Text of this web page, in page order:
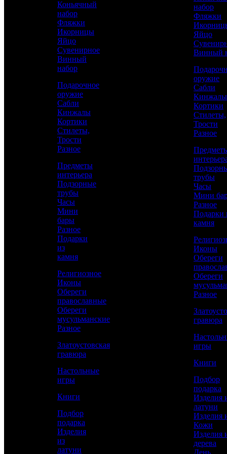
золотом
Аристократ
Женщинам
6 500 р.
Сравнить товар
Рассчитать доставку СДЭК
РАССЧИТАТЬ
Токарные, Слесарные, Полировка, Рисовка
кистью, Гравирование по лаку, Травление,
Никелирование, Золочение
Коньячный
набор
Фляжки
Икорницы
Яйцо
Сувенирное
Винный
набор
Подарочное
оружие
Сабли
Кинжалы
Кортики
Стилеты,
Трости
Разное
Предметы
интерьера
Подзорные
трубы
Часы
Мини
бары
Разное
Подарки
из
камня
Религиозное
Иконы
Обереги
православные
Обереги
мусульманские
Разное
Златоустовская
гравюра
Настольные
игры
Книги
Подбор
подарка
Изделия
из
латуни
набор
Фляжки
Яйцо
Винный
оружие
Сабли
Кинжалы
Кортики
Стилеты,
Трости
Разное
трубы
Часы
Мини
Разное
Подарки
камня
Иконы
Обереги
Обереги
Разное
гравюра
игры
Книги
Подбор
подарка
Изделия
латуни
Изделия
Кожи
Изделия
дерева
День